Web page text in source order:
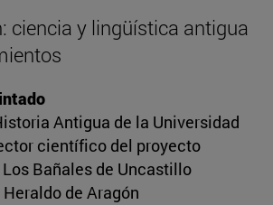
ciencia y lingüística antigua
Antigua de la Universidad
científico del proyecto
Bañales de Uncastillo
Heraldo de Aragón